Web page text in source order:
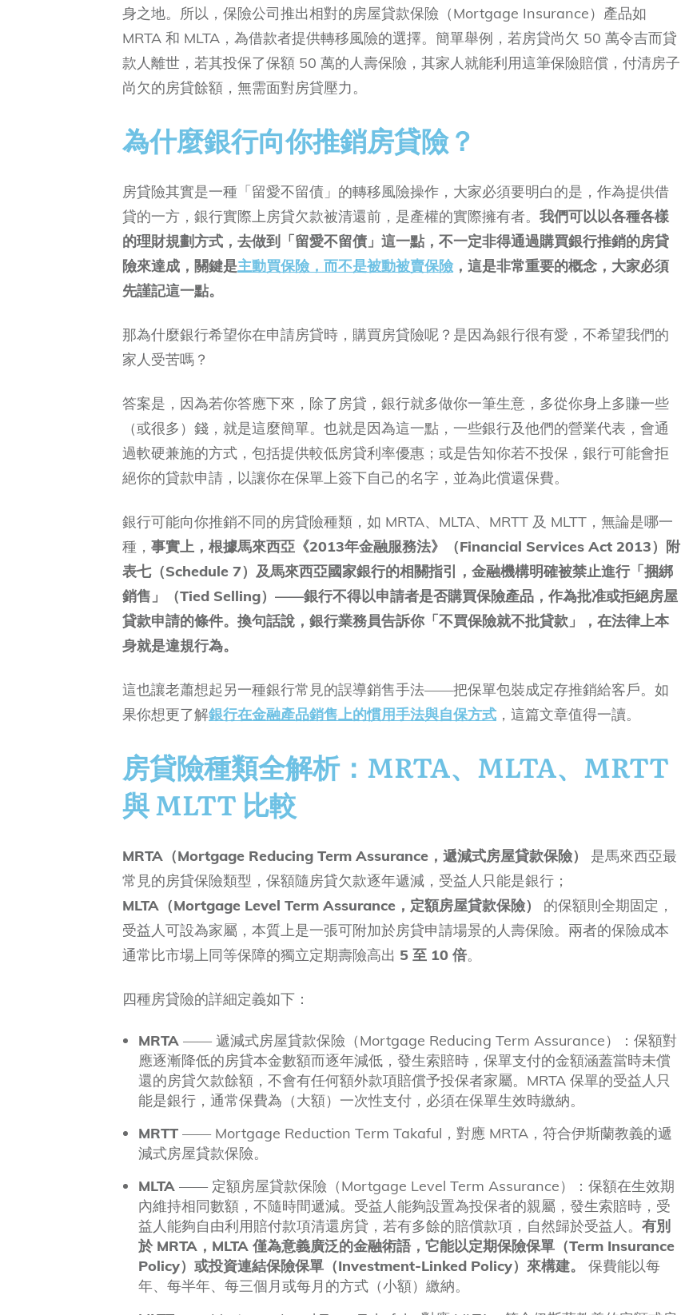
身之地。所以，保險公司推出相對的房屋貸款保險（Mortgage Insurance）產品如
MRTA 和 MLTA，為借款者提供轉移風險的選擇。簡單舉例，若房貸尚欠 50 萬令吉而貸
款人離世，若其投保了保額 50 萬的人壽保險，其家人就能利用這筆保險賠償，付清房子
尚欠的房貸餘額，無需面對房貸壓力。
為什麼銀行向你推銷房貸險？
房貸險其實是一種「留愛不留債」的轉移風險操作，大家必須要明白的是，作為提供借
貸的一方，銀行實際上房貸欠款被清還前，是產權的實際擁有者。 我們可以以各種各樣
的理財規劃方式，去做到「留愛不留債」這一點，不一定非得通過購買銀行推銷的房貸
險來達成， 關鍵是主動買保險，而不是被動被賣保險 ，這是非常重要的概念，大家必須
先謹記這一點。
那為什麼銀行希望你在申請房貸時，購買房貸險呢？是因為銀行很有愛，不希望我們的
家人受苦嗎？
答案是，因為若你答應下來，除了房貸，銀行就多做你一筆生意，多從你身上多賺一些
（或很多）錢，就是這麼簡單。也就是因為這一點，一些銀行及他們的營業代表，會通
過軟硬兼施的方式，包括提供較低房貸利率優惠；或是告知你若不投保，銀行可能會拒
絕你的貸款申請，以讓你在保單上簽下自己的名字，並為此償還保費。
銀行可能向你推銷不同的房貸險種類，如 MRTA、MLTA、MRTT 及 MLTT，無論是哪一
種， 事實上，根據馬來西亞《2013年金融服務法》（Financial Services Act 2013）附
表七（Schedule 7）及馬來西亞國家銀行的相關指引，金融機構明確被禁止進行「捆綁
銷售」（Tied Selling）——銀行不得以申請者是否購買保險產品，作為批准或拒絕房屋
貸款申請的條件。換句話說，銀行業務員告訴你「不買保險就不批貸款」，在法律上本
身就是違規行為。
這也讓老蕭想起另一種銀行常見的誤導銷售手法——把保單包裝成定存推銷給客戶。如
果你想更了解銀行在金融產品銷售上的慣用手法與自保方式 ，這篇文章值得一讀。
房貸險種類全解析：MRTA、MLTA、MRTT
與 MLTT 比較
MRTA（Mortgage Reducing Term Assurance，遞減式房屋貸款保險）
是馬來西亞最
常見的房貸保險類型，保額隨房貸欠款逐年遞減，受益人只能是銀行；
MLTA（Mortgage Level Term Assurance，定額房屋貸款保險）
的保額則全期固定，
受益人可設為家屬，本質上是一張可附加於房貸申請場景的人壽保險。兩者的保險成本
通常比市場上同等保障的獨立定期壽險高出 5 至 10 倍。
四種房貸險的詳細定義如下：
MRTA —— 遞減式房屋貸款保險（Mortgage Reducing Term Assurance）：保額對
應逐漸降低的房貸本金數額而逐年減低，發生索賠時，保單支付的金額涵蓋當時未償
還的房貸欠款餘額，不會有任何額外款項賠償予投保者家屬。MRTA 保單的受益人只
能是銀行，通常保費為（大額）一次性支付，必須在保單生效時繳納。
MRTT —— Mortgage Reduction Term Takaful，對應 MRTA，符合伊斯蘭教義的遞
減式房屋貸款保險。
MLTA —— 定額房屋貸款保險（Mortgage Level Term Assurance）：保額在生效期
內維持相同數額，不隨時間遞減。受益人能夠設置為投保者的親屬，發生索賠時，受
益人能夠自由利用賠付款項清還房貸，若有多餘的賠償款項，自然歸於受益人。 有別
於 MRTA，MLTA 僅為意義廣泛的金融術語，它能以定期保險保單（Term Insurance
Policy）或投資連結保險保單（Investment-Linked Policy）來構建。
保費能以每
年、每半年、每三個月或每月的方式（小額）繳納。